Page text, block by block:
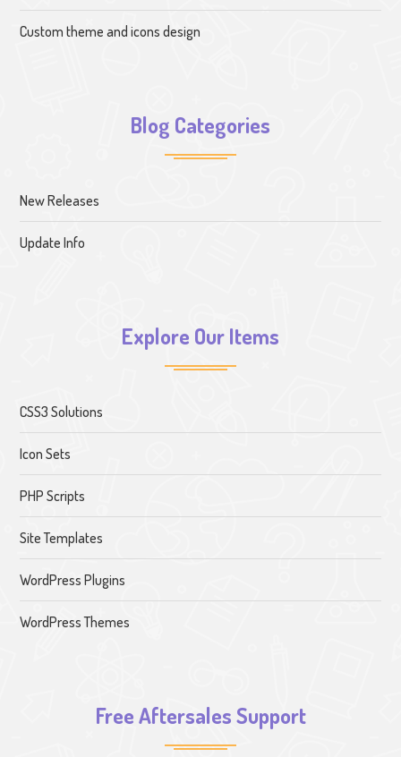
Custom theme and icons design
Blog Categories
New Releases
Update Info
Explore Our Items
CSS3 Solutions
Icon Sets
PHP Scripts
Site Templates
WordPress Plugins
WordPress Themes
Free Aftersales Support